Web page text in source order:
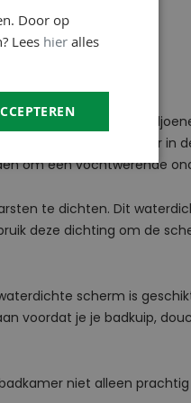
verbruiken jaarlijks
Dit voorkomt dat water in
om een vochtwerende
te dichten. Dit
deze dichting om de
scherm is
voordat je je badkuip,
niet alleen
Door op
Lees hier alles